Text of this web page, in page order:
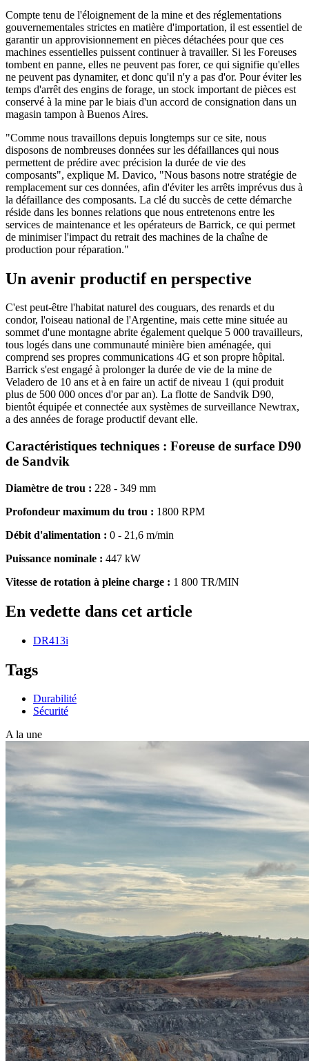
Compte tenu de l'éloignement de la mine et des réglementations
gouvernementales strictes en matière d'importation, il est essentiel de
garantir un approvisionnement en pièces détachées pour que ces
machines essentielles puissent continuer à travailler. Si les Foreuses
tombent en panne, elles ne peuvent pas forer, ce qui signifie qu'elles
ne peuvent pas dynamiter, et donc qu'il n'y a pas d'or. Pour éviter les
temps d'arrêt des engins de forage, un stock important de pièces est
conservé à la mine par le biais d'un accord de consignation dans un
magasin tampon à Buenos Aires.
"Comme nous travaillons depuis longtemps sur ce site, nous
disposons de nombreuses données sur les défaillances qui nous
permettent de prédire avec précision la durée de vie des
composants", explique M. Davico, "Nous basons notre stratégie de
remplacement sur ces données, afin d'éviter les arrêts imprévus dus à
la défaillance des composants. La clé du succès de cette démarche
réside dans les bonnes relations que nous entretenons entre les
services de maintenance et les opérateurs de Barrick, ce qui permet
de minimiser l'impact du retrait des machines de la chaîne de
production pour réparation."
Un avenir productif en perspective
C'est peut-être l'habitat naturel des couguars, des renards et du
condor, l'oiseau national de l'Argentine, mais cette mine située au
sommet d'une montagne abrite également quelque 5 000 travailleurs,
tous logés dans une communauté minière bien aménagée, qui
comprend ses propres communications 4G et son propre hôpital.
Barrick s'est engagé à prolonger la durée de vie de la mine de
Veladero de 10 ans et à en faire un actif de niveau 1 (qui produit
plus de 500 000 onces d'or par an). La flotte de Sandvik D90,
bientôt équipée et connectée aux systèmes de surveillance Newtrax,
a des années de forage productif devant elle.
Caractéristiques techniques : Foreuse de surface D90
de Sandvik
Diamètre de trou : 228 - 349 mm
Profondeur maximum du trou : 1800 RPM
Débit d'alimentation : 0 - 21,6 m/min
Puissance nominale : 447 kW
Vitesse de rotation à pleine charge : 1 800 TR/MIN
En vedette dans cet article
DR413i
Tags
Durabilité
Sécurité
A la une